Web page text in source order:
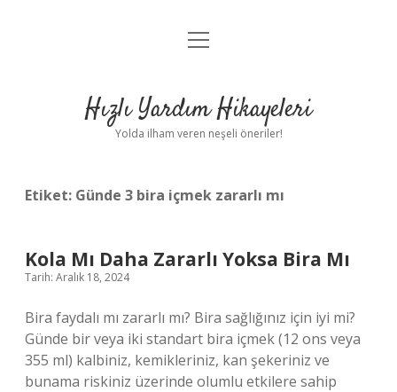
Anasayfa
Yasal Uyarı
menüyü
Hızlı Yardım Hikayeleri
Yolda ilham veren neşeli öneriler!
Etiket: Günde 3 bira içmek zararlı mı
Kola Mı Daha Zararlı Yoksa Bira Mı
Tarih: Aralık 18, 2024
Bira faydalı mı zararlı mı? Bira sağlığınız için iyi mi?
Günde bir veya iki standart bira içmek (12 ons veya
355 ml) kalbiniz, kemikleriniz, kan şekeriniz ve
bunama riskiniz üzerinde olumlu etkilere sahip